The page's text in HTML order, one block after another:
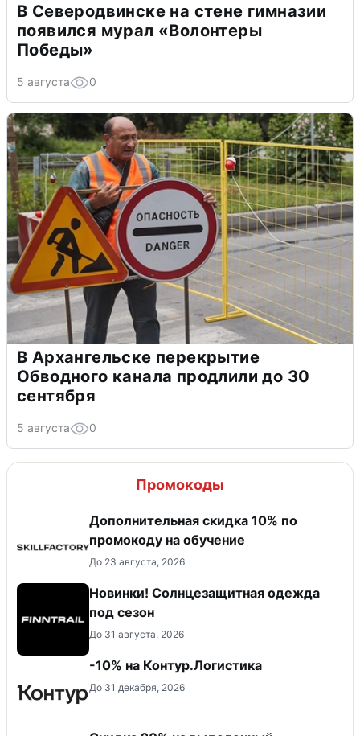
В Северодвинске на стене гимназии
появился мурал «Волонтеры
Победы»
5 августа 0
В Архангельске перекрытие
Обводного канала продлили до 30
сентября
5 августа 0
Промокоды
Дополнительная скидка 10% по
промокоду на обучение
До 23 августа, 2026
Новинки! Солнцезащитная одежда
под сезон
До 31 августа, 2026
-10% на Контур.Логистика
До 31 декабря, 2026